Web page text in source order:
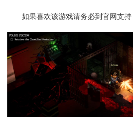
如果喜欢该游戏请务必到官网支持